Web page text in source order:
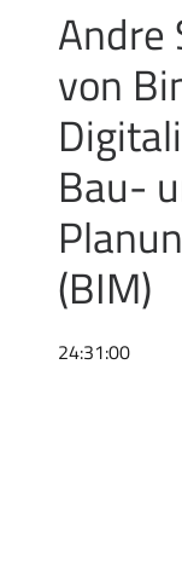
Andre
von
Bau-
(BIM)
24:31:00